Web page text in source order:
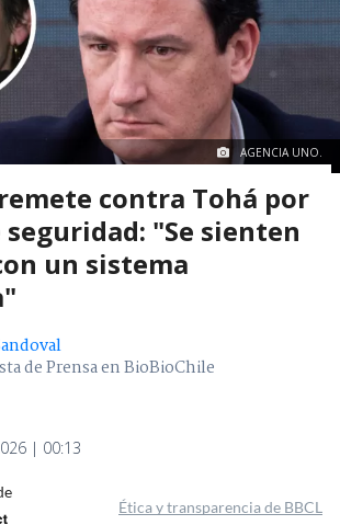
AGENCIA UNO.
contra Tohá por
seguridad: "Se sienten
un sistema
de Prensa en BioBioChile
| 00:13
Ética y transparencia de BBCL